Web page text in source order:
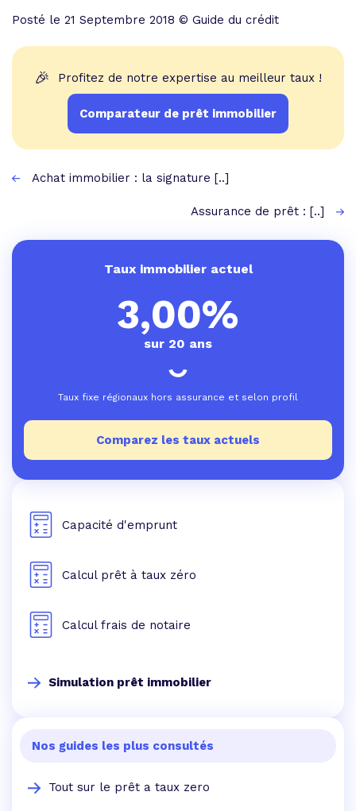
Posté le 21 Septembre 2018 © Guide du crédit
🎉 Profitez de notre expertise au meilleur taux !
Comparateur de prêt immobilier
Achat immobilier : la signature [..]
Assurance de prêt : [..]
Taux immobilier actuel
3,00%
sur 20 ans
Taux fixe régionaux hors assurance et selon profil
Comparez les taux actuels
Capacité d'emprunt
Calcul prêt à taux zéro
Calcul frais de notaire
Simulation prêt immobilier
Nos guides les plus consultés
Tout sur le prêt a taux zero